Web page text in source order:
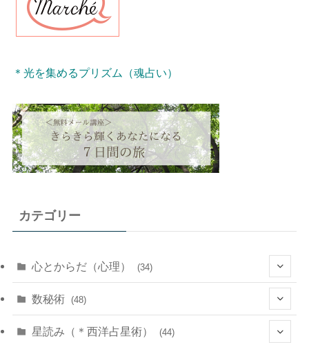
＊光を集めるプリズム（魂占い）
カテゴリー
心とからだ（心理） (34)
(22)
数秘術 (48)
(11)
星読み（＊西洋占星術） (44)